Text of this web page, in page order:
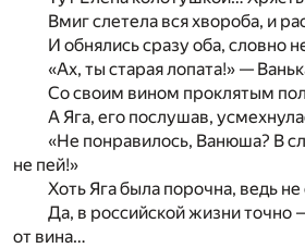
Вмиг слетела вся хвороба, и
И обнялись сразу оба, словно
«Ах, ты старая лопата!» —
Со своим вином проклятым
А Яга, его послушав,
«Не понравилось, Ванюша? В
не пей!»
Хоть Яга была порочна, ведь
Да, в российской жизни точно
от вина…